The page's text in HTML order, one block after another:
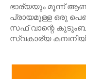
ഭാര്യയും മൂന്ന്
പ്രായമുള്ള ഒരു
സഫ് വാന്റെ
സ്വകാര്യ